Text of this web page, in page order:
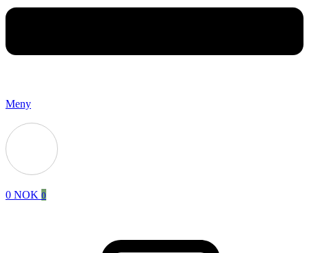
Meny
0 NOK 0